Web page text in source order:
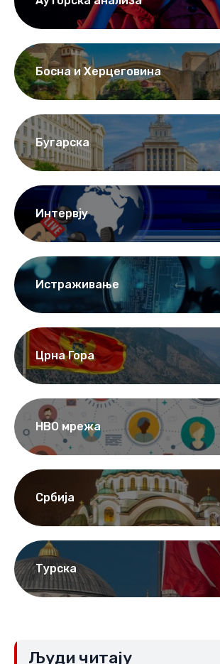
Босна и Херцеговина
Бугарска
Интервју
Истраживање
Црна Гора
НВО мрежа
Србија
Турска
Људи читају